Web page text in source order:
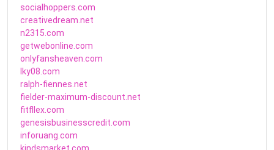
socialhoppers.com
creativedream.net
n2315.com
getwebonline.com
onlyfansheaven.com
lky08.com
ralph-fiennes.net
fielder-maximum-discount.net
fitfllex.com
genesisbusinesscredit.com
inforuang.com
kindsmarket.com